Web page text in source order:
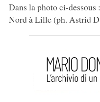
Dans la photo ci-
Nord à Lille (ph. Astrid